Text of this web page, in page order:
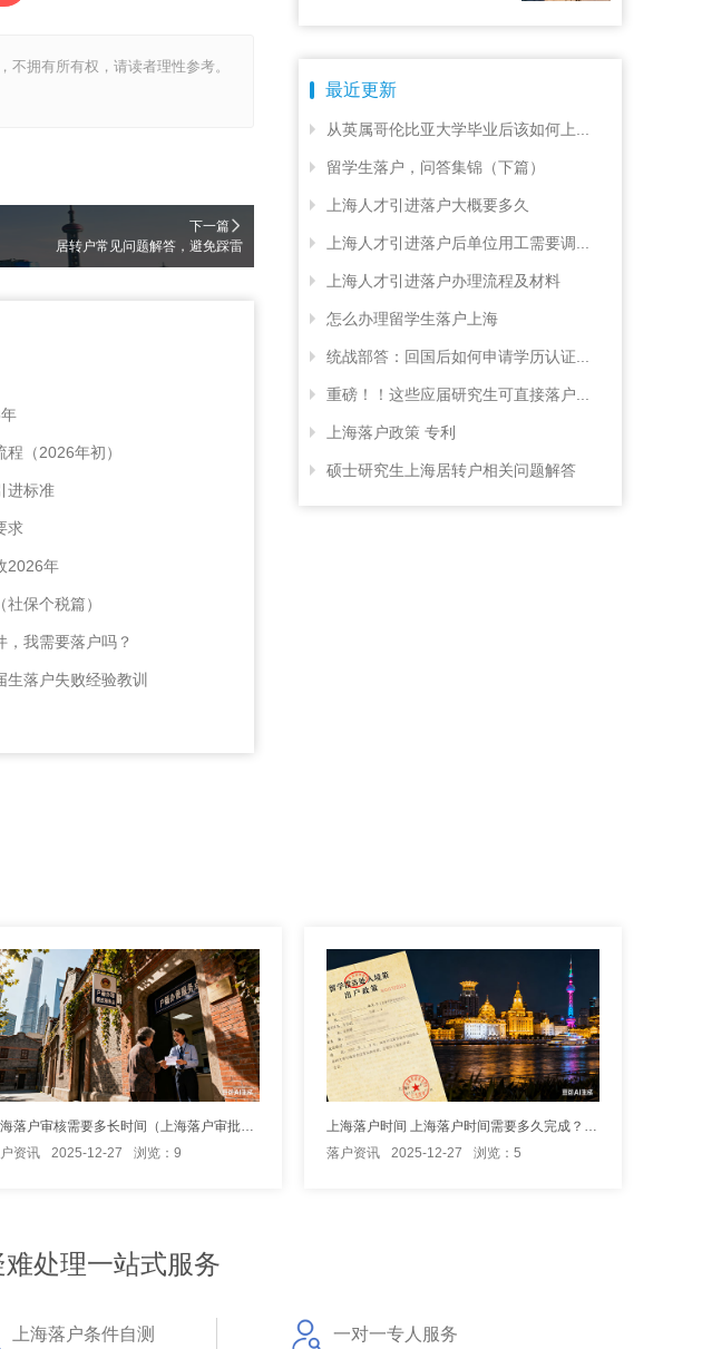
不拥有所有权，请读者理性参考。
下一篇
居转户常见问题解答，避免踩雷
程（2026年初）
进标准
求
2026年
社保个税篇）
我需要落户吗？
生落户失败经验教训
最近更新
从英属哥伦比亚大学毕业后该如何上...
留学生落户，问答集锦（下篇）
上海人才引进落户大概要多久
上海人才引进落户后单位用工需要调...
上海人才引进落户办理流程及材料
怎么办理留学生落户上海
统战部答：回国后如何申请学历认证...
重磅！！这些应届研究生可直接落户...
上海落户政策 专利
硕士研究生上海居转户相关问题解答
上海落户审核需要多长时间（上海落户审批流程图）
资讯
2025-12-27 浏览：9
上海落户时间 上海落户时间需要多久完成？（上海落户申请提交后要多久出结果）
落户资讯
2025-12-27 浏览：5
难处理一站式服务
上海落户条件自测 一对一专人服务